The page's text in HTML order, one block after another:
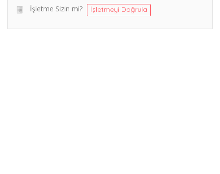
İşletme Sizin mi? İşletmeyi Doğrula